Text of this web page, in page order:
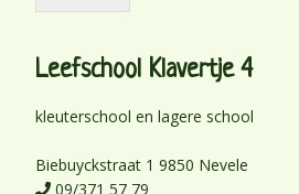
Leefschool Klavertje 4
kleuterschool en lagere school
Biebuyckstraat 1 9850 Nevele
 09/371 57 79